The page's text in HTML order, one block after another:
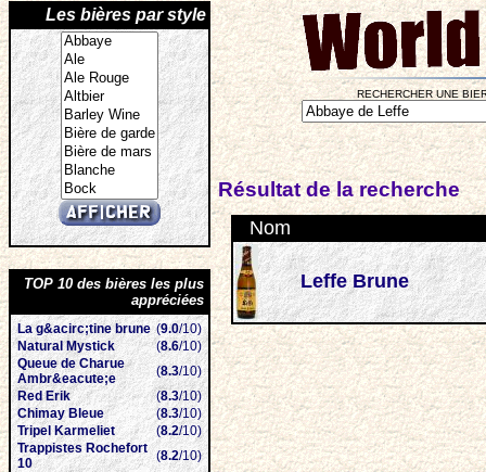
Les bières par style
TOP 10 des bières les plus
appréciées
La g&acirc;tine brune (9.0/10)
Natural Mystick
(8.6/10)
Queue de Charue
Ambr&eacute;e
(8.3/10)
Red Erik
(8.3/10)
Chimay Bleue
(8.3/10)
Tripel Karmeliet
(8.2/10)
Trappistes Rochefort
10
(8.2/10)
RECHERCHER UNE
Résultat de la recherche
Nom
Leffe Brune